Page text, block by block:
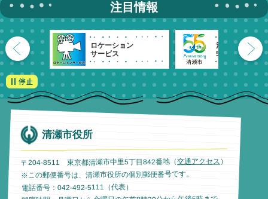
注目情報
ロケーション
サービス
清瀬市
55周年記念
清瀬市役所
〒204-8511 東京都清瀬市中里5丁目842番地（交通アクセス ）
※この郵便番号は、清瀬市役所の個別郵便番号です。
電話番号：042-492-5111（代表）